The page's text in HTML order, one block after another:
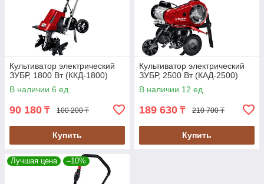
Культиватор электрический
ЗУБР, 1800 Вт (ККД-1800)
В наличии 6 ед.
90 180 ₸ 100 200 ₸
Купить
Культиватор электрический
ЗУБР, 2500 Вт (КАД-2500)
В наличии 12 ед.
189 630 ₸ 210 700 ₸
Купить
Лучшая цена –10%